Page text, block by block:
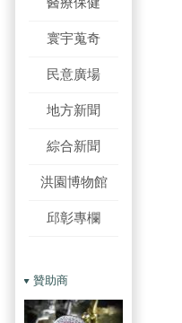
寰宇蒐奇
民意廣場
地方新聞
綜合新聞
洪園博物館
邱彰專欄
贊助商